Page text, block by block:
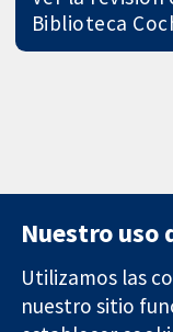
Biblioteca
Nuestro uso
Utilizamos las
nuestro sitio